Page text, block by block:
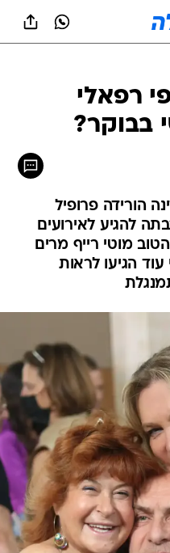
רפאלי
בבוקר?
הורידה פרופיל
להגיע לאירועים
מוטי רייף מרים
הגיעו לראות